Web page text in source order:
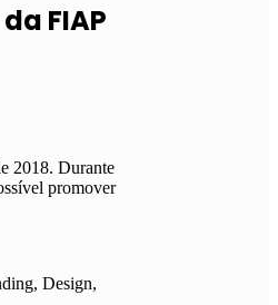
FIAP
2018. Durante
promover
Design,